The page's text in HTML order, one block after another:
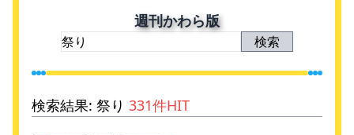
週刊かわら版
検索結果: 祭り 331件HIT